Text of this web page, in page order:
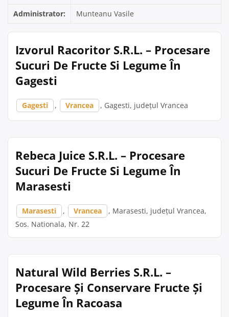
Administrator: Munteanu Vasile
Izvorul Racoritor S.R.L. – Procesare
Sucuri De Fructe Si Legume În
Gagesti
Gagesti , Vrancea , Gagesti, județul Vrancea
Rebeca Juice S.R.L. – Procesare
Sucuri De Fructe Si Legume În
Marasesti
Marasesti , Vrancea
, Marasesti, județul Vrancea,
Sos. Nationala, Nr. 22
Natural Wild Berries S.R.L. –
Procesare Și Conservare Fructe Și
Legume În Racoasa